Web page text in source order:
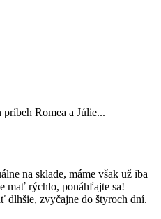
Romea a Júlie...
na sklade, máme však už iba
mať rýchlo, ponáhľajte sa!
dlhšie, zvyčajne do štyroch dní.